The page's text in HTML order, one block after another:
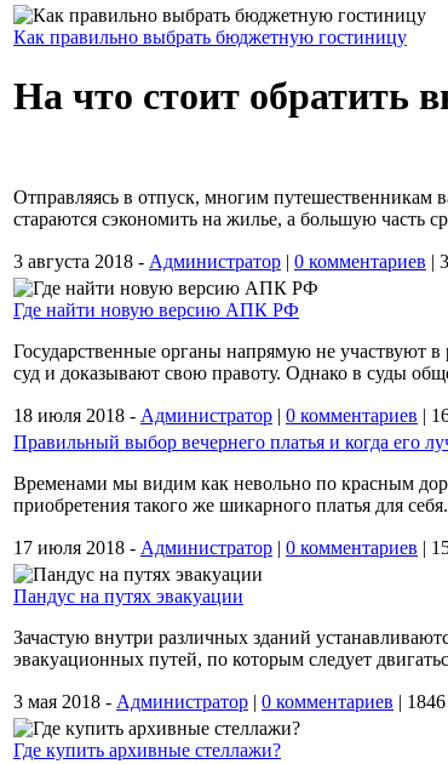
Как правильно выбрать бюджетную гостиницу
На что стоит обратить
Отправляясь в отпуск, многим путешественникам
стараются сэкономить на жилье, а большую часть
3 августа 2018 - Администратор | 0 комментариев |
Где найти новую версию АПК РФ
Государственные органы напрямую не участвуют
суд и доказывают свою правоту. Однако в суды
18 июля 2018 - Администратор | 0 комментариев |
Правильный выбор вечернего платья и когда его
Временами мы видим как невольно по красным
приобретения такого же шикарного платья для себя.
17 июля 2018 - Администратор | 0 комментариев |
Пандус на путях эвакуации
Зачастую внутри различных зданий
эвакуационных путей, по которым следует
3 мая 2018 - Администратор | 0 комментариев |
Где купить архивные стеллажи?